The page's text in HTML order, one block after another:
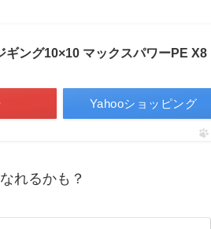
ング10×10 マックスパワーPE X8
Yahooショッピング
れるかも？